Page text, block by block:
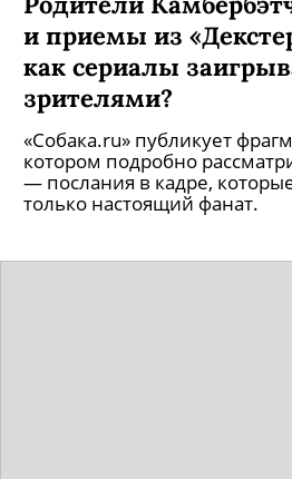
и приемы из
как сериалы
зрителями?
«Собака.ru» публикует
котором подробно
— послания в кадре,
только настоящий фанат.